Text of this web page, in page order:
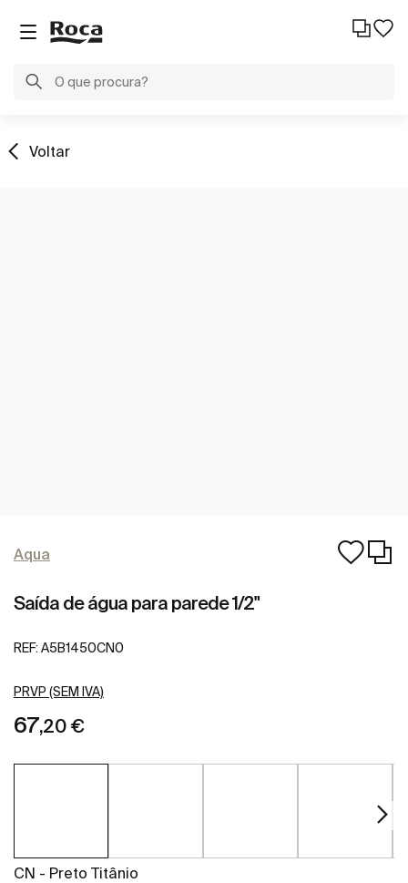
Voltar
Aqua
Saída de água para parede 1/2"
REF: A5B1450CN0
PRVP (SEM IVA)
67,20 €
CN - Preto Titânio